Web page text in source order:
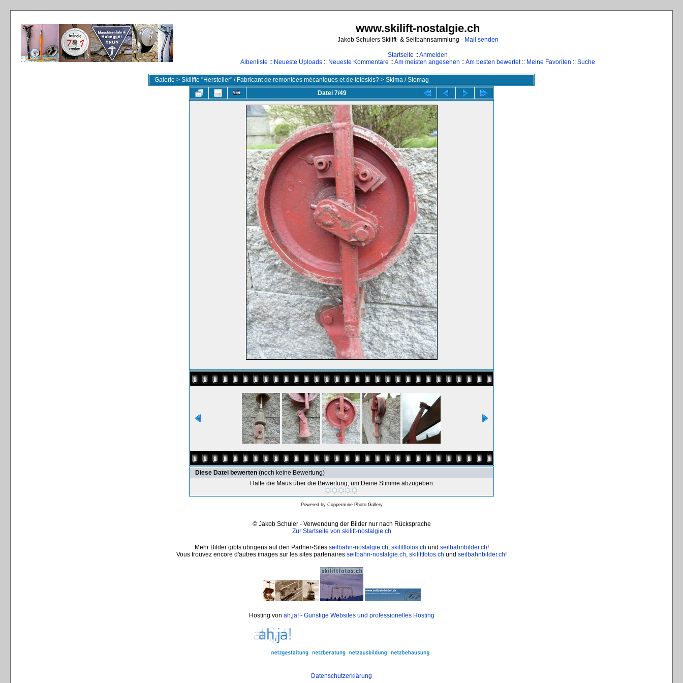
www.skilift-nostalgie.ch
Jakob Schulers Skilift- & Seilbahnsammlung - Mail senden
Startseite ::Anmelden
Albenliste :: Neueste Uploads :: Neueste Kommentare ::Am meisten angesehen ::Am besten bewertet:: Meine Favoriten :: Suche
Galerie > Skilifte "Hersteller" / Fabricant de remontées mécaniques et de téléskis? > Skima / Stemag
Datei 7/49
Diese Datei bewerten (noch keine Bewertung)
Halte die Maus über die Bewertung, um Deine Stimme abzugeben
Powered by Coppermine Photo Gallery
© Jakob Schuler - Verwendung der Bilder nur nach Rücksprache
Zur Startseite von skilift-nostalgie.ch
Mehr Bilder gibts übrigens auf den Partner-Sites seilbahn-nostalgie.ch, skiliftfotos.ch und seilbahnbilder.ch!
Vous trouvez encore d'autres images sur les sites partenaires seilbahn-nostalgie.ch, skiliftfotos.ch und seilbahnbilder.ch!
Hosting von ah,ja! - Günstige Websites und professionelles Hosting
Datenschutzerklärung